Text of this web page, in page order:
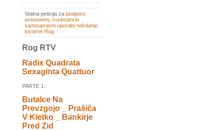
Stalna peticija za podporo
avtonomni, svobodni in
samoupravni uporabi nekdanje
tovarne Rog
Rog RTV
Radix Quadrata
Sexaginta Quattuor
PARTE 1:
Butalce Na
Prevzgojo _ Prašiča
V Kletko _ Bankirje
Pred Zid